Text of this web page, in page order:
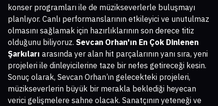
konser programları ile de müzikseverlerle buluşmayı
planlıyor. Canlı performanslarının etkileyici ve unutulmaz
olmasını sağlamak için hazırlıklarının son derece titiz
olduğunu biliyoruz. Sevcan Orhan'ın En Çok Dinlenen
Şarkıları arasında yer alan hit parçalarının yanı sıra, yeni
projeleri ile dinleyicilerine taze bir nefes getireceği kesin.
Sonuç olarak, Sevcan Orhan’ın gelecekteki projeleri,
müzikseverlerin büyük bir merakla beklediği heyecan
verici gelişmelere sahne olacak. Sanatçının yeteneği ve